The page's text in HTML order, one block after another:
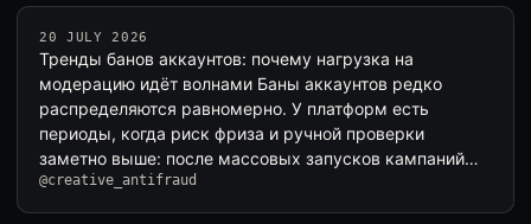
20 JULY 2026
Тренды банов аккаунтов: почему нагрузка на
модерацию идёт волнами Баны аккаунтов редко
распределяются равномерно. У платформ есть
периоды, когда риск фриза и ручной проверки
заметно выше: после массовых запусков кампаний…
@creative_antifraud